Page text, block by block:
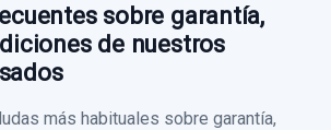
(CCN) CHAMPIONS EDITION
DERECHA ABS
DERECHA ABS
sobre garantía,
de nuestros
más habituales sobre garantía,